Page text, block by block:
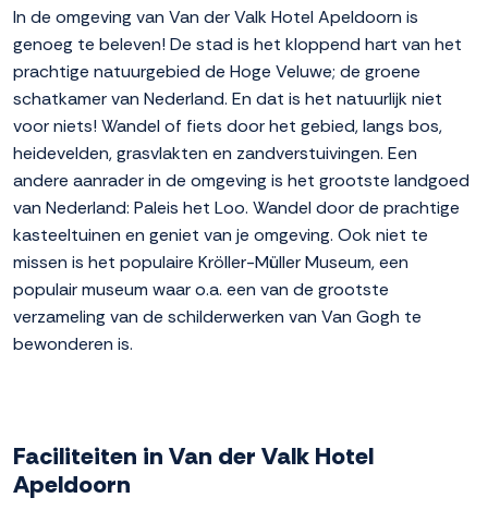
In de omgeving van Van der Valk Hotel Apeldoorn is
genoeg te beleven! De stad is het kloppend hart van het
prachtige natuurgebied de Hoge Veluwe; de groene
schatkamer van Nederland. En dat is het natuurlijk niet
voor niets! Wandel of fiets door het gebied, langs bos,
heidevelden, grasvlakten en zandverstuivingen. Een
andere aanrader in de omgeving is het grootste landgoed
van Nederland: Paleis het Loo. Wandel door de prachtige
kasteeltuinen en geniet van je omgeving. Ook niet te
missen is het populaire Kröller-Müller Museum, een
populair museum waar o.a. een van de grootste
verzameling van de schilderwerken van Van Gogh te
bewonderen is.
Faciliteiten in Van der Valk Hotel
Apeldoorn